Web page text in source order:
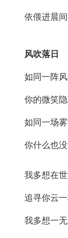
依偎进晨
风吹落日
如同一阵
你的微笑
如同一场
你什么也
我多想在
追寻你云
我多想一